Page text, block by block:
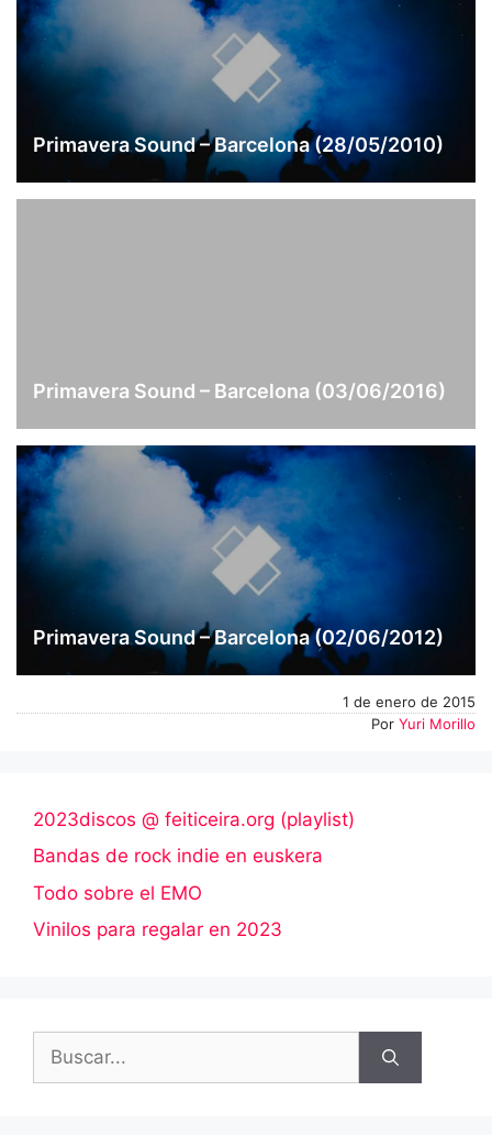
Primavera Sound – Barcelona (28/05/2010)
Primavera Sound – Barcelona (03/06/2016)
Primavera Sound – Barcelona (02/06/2012)
1 de enero de 2015
Por Yuri Morillo
2023discos @ feiticeira.org (playlist)
Bandas de rock indie en euskera
Todo sobre el EMO
Vinilos para regalar en 2023
Buscar: